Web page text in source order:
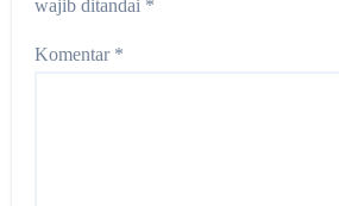
wajib ditandai *
Komentar *